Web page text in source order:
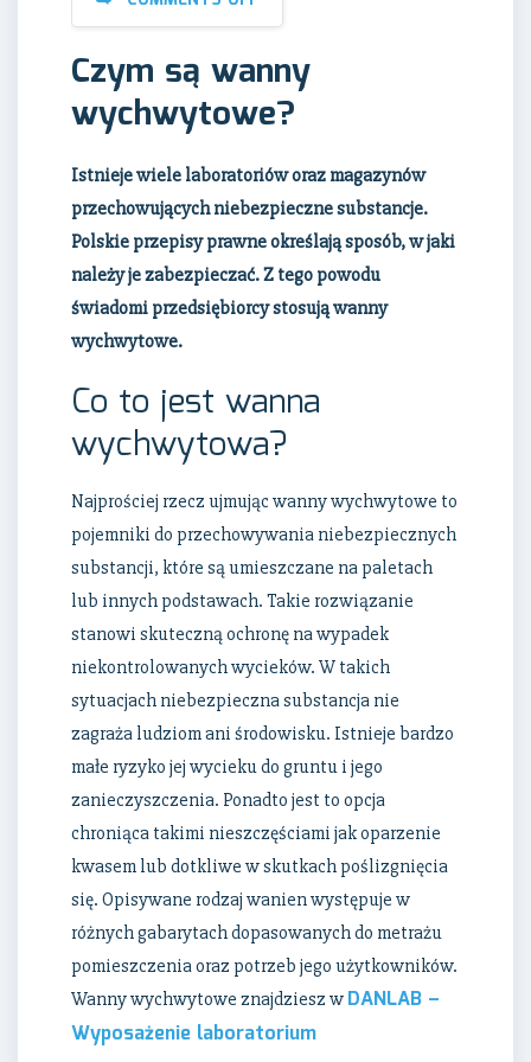
Czym są wanny
wychwytowe?
Istnieje wiele laboratoriów oraz magazynów
przechowujących niebezpieczne substancje.
Polskie przepisy prawne określają sposób, w jaki
należy je zabezpieczać. Z tego powodu
świadomi przedsiębiorcy stosują wanny
wychwytowe.
Co to jest wanna
wychwytowa?
Najprościej rzecz ujmując wanny wychwytowe to
pojemniki do przechowywania niebezpiecznych
substancji, które są umieszczane na paletach
lub innych podstawach. Takie rozwiązanie
stanowi skuteczną ochronę na wypadek
niekontrolowanych wycieków. W takich
sytuacjach niebezpieczna substancja nie
zagraża ludziom ani środowisku. Istnieje bardzo
małe ryzyko jej wycieku do gruntu i jego
zanieczyszczenia. Ponadto jest to opcja
chroniąca takimi nieszczęściami jak oparzenie
kwasem lub dotkliwe w skutkach poślizgnięcia
się. Opisywane rodzaj wanien występuje w
różnych gabarytach dopasowanych do metrażu
pomieszczenia oraz potrzeb jego użytkowników.
Wanny wychwytowe znajdziesz w DANLAB –
Wyposażenie laboratorium